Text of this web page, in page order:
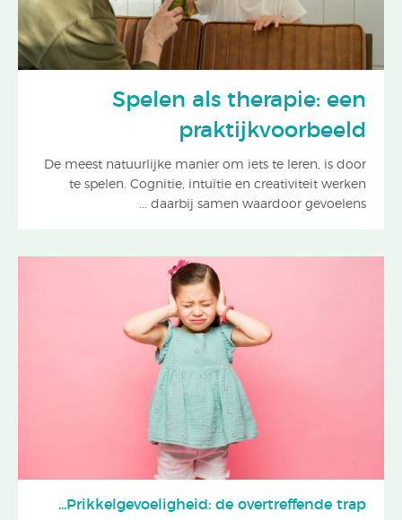
Spelen als therapie: een
praktijkvoorbeeld
De meest natuurlijke manier om iets te leren, is door
te spelen. Cognitie, intuïtie en creativiteit werken
daarbij samen waardoor gevoelens ...
Prikkelgevoeligheid: de overtreffende trap...